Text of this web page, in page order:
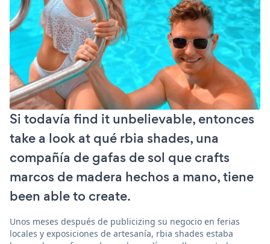
Si todavía find it unbelievable, entonces
take a look at qué rbia shades, una
compañía de gafas de sol que crafts
marcos de madera hechos a mano, tiene
been able to create.
Unos meses después de publicizing su negocio en ferias
locales y exposiciones de artesanía, rbia shades estaba